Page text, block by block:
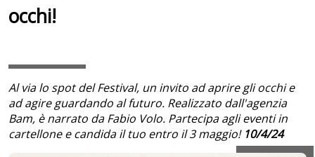
occhi!
Al via lo spot del Festival, un invito ad aprire gli occhi e
ad agire guardando al futuro. Realizzato dall'agenzia
Bam, è narrato da Fabio Volo. Partecipa agli eventi in
cartellone e candida il tuo entro il 3 maggio! 10/4/24